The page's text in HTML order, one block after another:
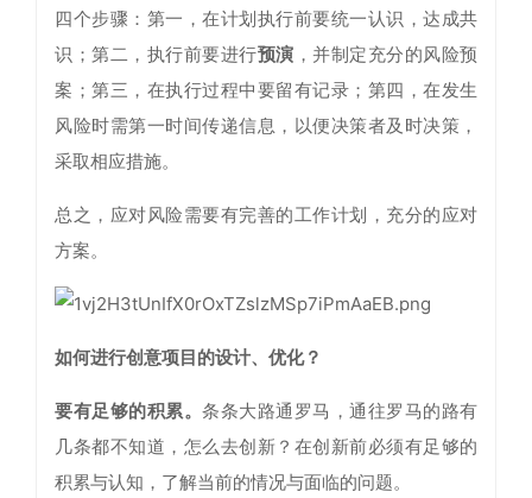
四个步骤：第一，在计划执行前要统一认识，达成共
识；第二，执行前要进行预演 ，并制定充分的风险预
案；第三，在执行过程中要留有记录；第四，在发生
风险时需第一时间传递信息，以便决策者及时决策，
采取相应措施。
总之，应对风险需要有完善的工作计划，充分的应对
方案。
如何进行创意项目的设计、优化？
要有足够的积累。 条条大路通罗马，通往罗马的路有
几条都不知道，怎么去创新？在创新前必须有足够的
积累与认知，了解当前的情况与面临的问题。